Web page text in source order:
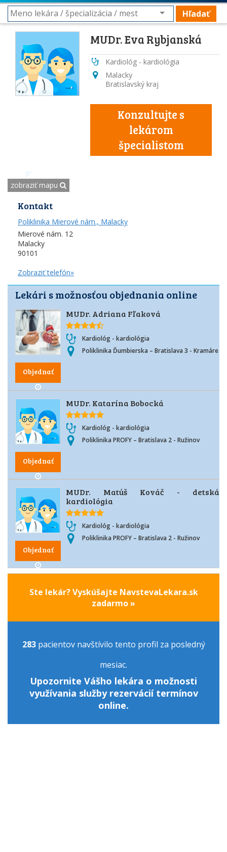
Hľadať
MUDr. Eva Rybjanská
Kardiológ - kardiológia
Malacky
Bratislavský kraj
Konzultujte s
lekárom
špecialistom
zobraziť mapu
Kontakt
Poliklinika Mierové nám., Malacky
Mierové nám. 12
Malacky
90101
Zobraziť telefón»
Lekári s možnosťou objednania online
Objednať
MUDr. Adriana Fľaková
Kardiológ - kardiológia
Poliklinika Ďumbierska – Bratislava 3 - Kramáre
Objednať
MUDr. Katarína Bobocká
Kardiológ - kardiológia
Poliklinika PROFY – Bratislava 2 - Ružinov
Objednať
MUDr. Matúš Kováč - detská
kardiológia
Kardiológ - kardiológia
Poliklinika PROFY – Bratislava 2 - Ružinov
Ste lekár? Vyskúšajte NavstevaLekara.sk
zadarmo »
283pacientov navštívilo tento profil za posledný
mesiac.
Upozornite Vášho lekára o možnosti
využívania služby rezervácií termínov
online.